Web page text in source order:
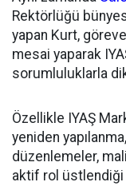
Rektörlüğü
yapan Kurt,
mesai yaparak
sorumluluklarla
Özellikle IYAŞ
yeniden
düzenlemeler,
aktif rol üstlendiği